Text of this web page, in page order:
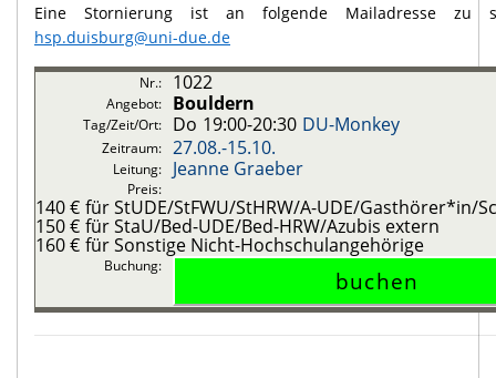
Eine Stornierung ist an folgende Mailadresse zu
hsp.duisburg@uni-due.de
1022
Bouldern
Do 19:00-20:30 DU-Monkey
27.08.-15.10.
Jeanne Graeber
140 € für StUDE/StFWU/StHRW/A-UDE/Gasthörer*in/
150 € für StaU/Bed-UDE/Bed-HRW/Azubis extern
160 € für Sonstige Nicht-Hochschulangehörige